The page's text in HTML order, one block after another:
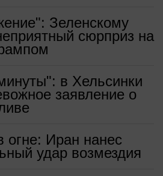
Зеленскому
сюрприз на
в Хельсинки
заявление о
Иран нанес
удар возмездия